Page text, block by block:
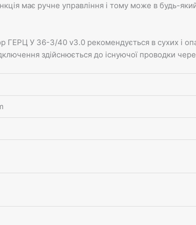
має ручне управління і тому може в будь-
ГЕРЦ У 36-3/40 v3.0 рекомендується в сухих і
здійснюється до існуючої проводки